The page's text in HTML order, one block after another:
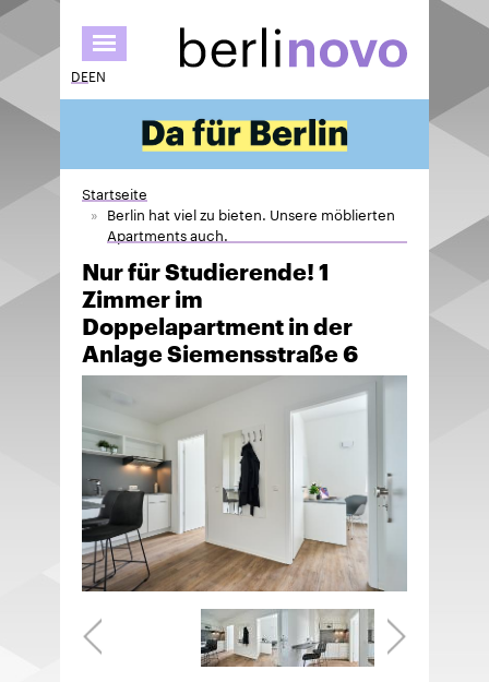
zum
Inhalt
DEEN
Startseite
Berlin hat viel zu bieten. Unsere möblierten
Apartments auch.
Nur für Studierende! 1
Zimmer im
Doppelapartment in der
Anlage Siemensstraße 6